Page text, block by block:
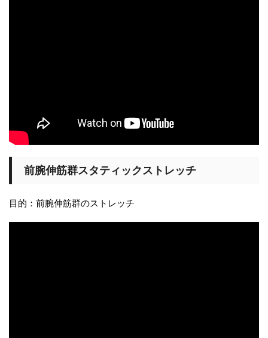
前腕伸筋群スタティックストレッチ
目的：前腕伸筋群のストレッチ